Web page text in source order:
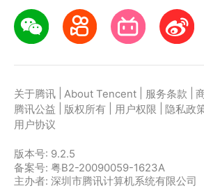
关于腾讯 About Tencent 服务条款
腾讯公益
版权所有 用户权限 隐私政
用户协议
版本号: 9.2.5
备案号: 粤B2-20090059-1623A
主办者: 深圳市腾讯计算机系统有限公司